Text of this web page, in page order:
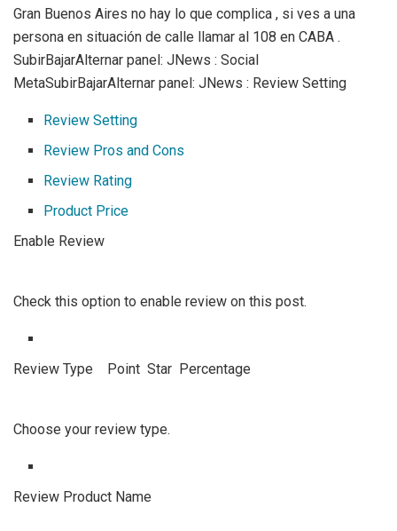
Gran Buenos Aires no hay lo que complica , si ves a una
persona en situación de calle llamar al 108 en CABA .
SubirBajarAlternar panel: JNews : Social
MetaSubirBajarAlternar panel: JNews : Review Setting
Review Setting
Review Pros and Cons
Review Rating
Product Price
Enable Review
Check this option to enable review on this post.
Review Type Point Star Percentage
Choose your review type.
Review Product Name